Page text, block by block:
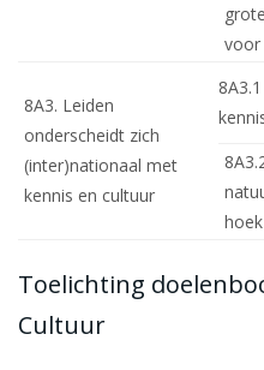
voor
8A3. Leiden
onderscheidt zich
(inter)nationaal met
kennis en cultuur
hoek
Toelichting
Cultuur